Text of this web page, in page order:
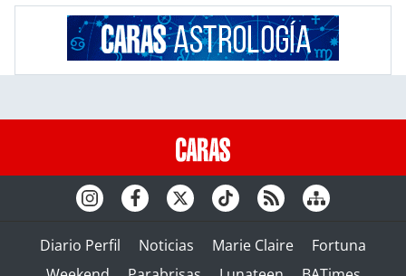
Diario Perfil Noticias Marie Claire
Fortuna